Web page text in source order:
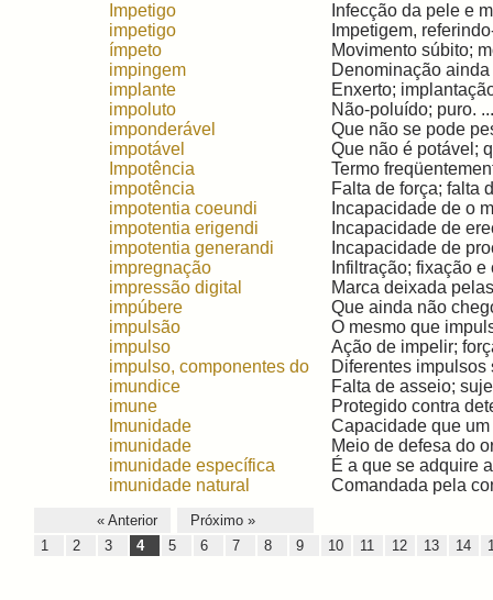
Impetigo
Infecção da pele e
impetigo
Impetigem,
ímpeto
Movimento súbito;
impingem
Denominação
implante
Enxerto;
impoluto
Não-poluído; puro.
imponderável
Que não se pode
impotável
Que não é potável;
Impotência
Termo
impotência
Falta de força; falta
impotentia coeundi
Incapacidade de o
impotentia erigendi
Incapacidade de
impotentia generandi
Incapacidade de
impregnação
Infiltração; fixação
impressão digital
Marca deixada
impúbere
Que ainda não
impulsão
O mesmo que
impulso
Ação de impelir;
impulso, componentes do
Diferentes impulsos
imundice
Falta de asseio;
imune
Protegido contra
Imunidade
Capacidade que
imunidade
Meio de defesa do
imunidade específica
É a que se adquire
imunidade natural
Comandada pela
« Anterior
Próximo »
1
2 3 4 5 6 7 8 9 10 11 12 13 14